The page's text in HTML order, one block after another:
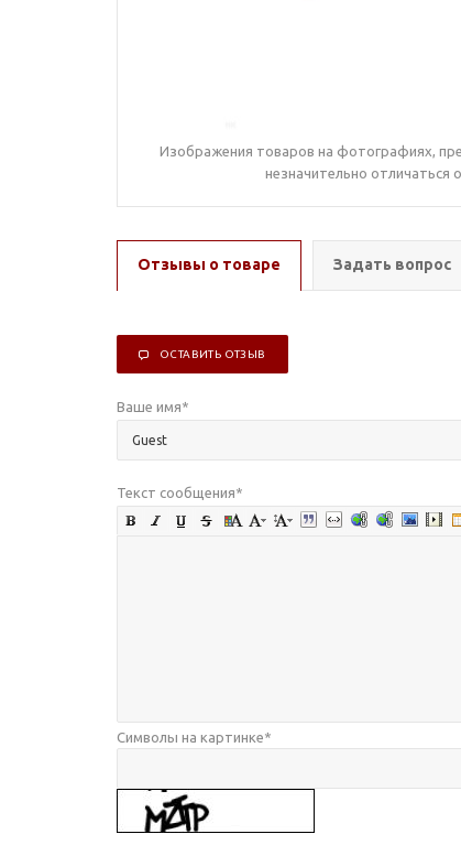
Изображения товаров на фотографиях,
незначительно отличаться
Отзывы о товаре Задать вопрос
ОСТАВИТЬ ОТЗЫВ
Ваше имя*
Текст сообщения*
Символы на картинке*